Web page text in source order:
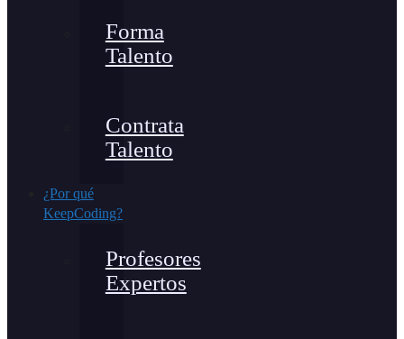
Forma
Talento
Contrata
Talento
¿Por qué
KeepCoding?
Profesores
Expertos